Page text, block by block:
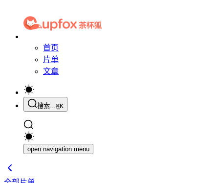
首页
片单
文章
搜索...⌘K
open navigation menu